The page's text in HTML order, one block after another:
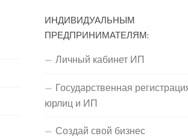
ИНДИВИДУАЛЬНЫМ
ПРЕДПРИНИМАТЕЛЯМ:
Личный кабинет ИП
Государственная
юрлиц и ИП
Создай свой бизнес